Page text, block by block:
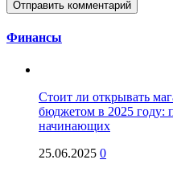
Финансы
Стоит ли открывать
бюджетом в 2025 году:
начинающих
25.06.2025 0